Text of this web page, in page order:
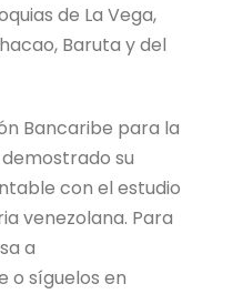
de La Vega,
Baruta y del
Bancaribe para la
su
con el estudio
venezolana. Para
a
o síguelos en